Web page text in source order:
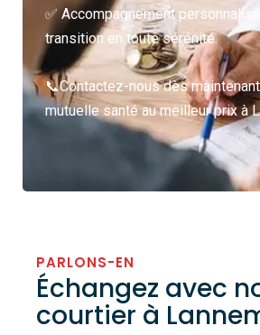
✅ Accompagnement
transition en toute sérénité.
📞Contactez-nous dès
mutuelle santé au meilleur prix à
PARLONS-EN
Échangez avec
courtier à